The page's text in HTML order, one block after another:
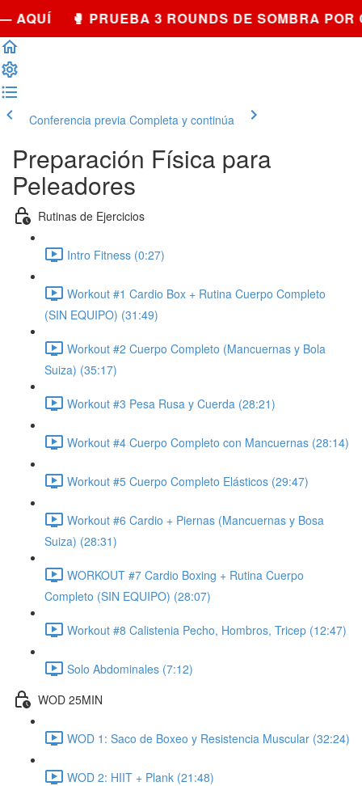
AQUÍ 🥊 PRUEBA 3 ROUNDS DE SOMBRA
Conferencia previa Completa y continúa
Preparación Física para
Peleadores
Rutinas de Ejercicios
Intro Fitness (0:27)
Workout #1 Cardio Box + Rutina Cuerpo Completo
(SIN EQUIPO) (31:49)
Workout #2 Cuerpo Completo (Mancuernas y Bola
Suiza) (35:17)
Workout #3 Pesa Rusa y Cuerda (28:21)
Workout #4 Cuerpo Completo con Mancuernas (28:14)
Workout #5 Cuerpo Completo Elásticos (29:47)
Workout #6 Cardio + Piernas (Mancuernas y Bosa
Suiza) (28:31)
WORKOUT #7 Cardio Boxing + Rutina Cuerpo
Completo (SIN EQUIPO) (28:07)
Workout #8 Calistenia Pecho, Hombros, Tricep (12:47)
Solo Abdominales (7:12)
WOD 25MIN
WOD 1: Saco de Boxeo y Resistencia Muscular (32:24)
WOD 2: HIIT + Plank (21:48)